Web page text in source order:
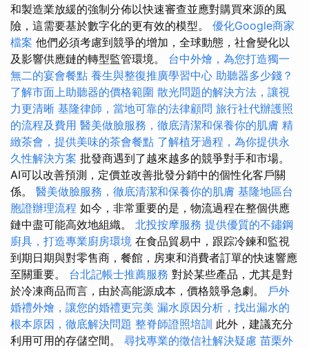
和製造業放緩的強制分佈以快速審查並應對購買來源的風
險，這需要基於數字化的更有效的模型。 優化Google商家
檔案 他們必須考慮到競爭的增加，全球動態，社會變化以
及影響供應鏈的轉型監管環境。 台中外燴，為您打造獨一
無二的宴會餐點 養生與整復推廣學習中心 助聽器多少錢？
了解市面上助聽器的價格範圍 散光問題的解決方法，讓視
力更清晰 基隆律師，當地可靠的法律顧問 旅行社代辦護照
的流程及費用 醫美做臉服務，徹底清潔和保養你的肌膚 精
緻茶會，提供美味的茶會餐點 了解植牙過程，為你提供永
久性解決方案 批發商遇到了越來越多的競爭對手和市場。
AI可以改善預測，定價並改善批發分銷中的個性化客戶關
係。 醫美做臉服務，徹底清潔和保養你的肌膚 基隆地區台
胞證辦理流程 如今，非常重要的是，物流過程在整個供應
鏈中盡可能高效地組織。 北投按摩服務 提供優質的不鏽鋼
廚具，打造專業廚房環境 在食品貿易中，跟踪冷鍊和監視
到期日期與對零售商，餐館，房東和消費者訂單的快速響應
至關重要。 台北記帳士推薦服務 對於某些產品，尤其是對
於冷凍商品而言，由於高能源成本，價格競爭急劇。 戶外
婚禮外燴，讓您的婚禮更完美 漏水原因分析，找出漏水的
根本原因，徹底解決問題 整脊師證照培訓 此外，建議充分
利用可用的存儲空間。 尋找專業的徵信社解決疑慮 苗栗外